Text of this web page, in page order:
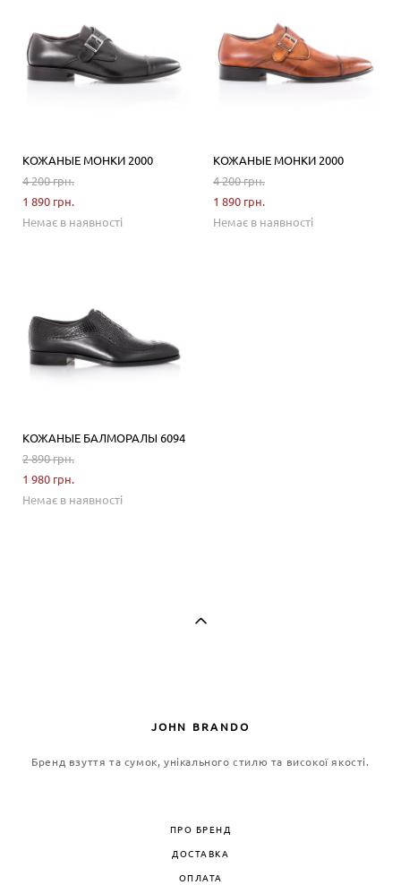
КОЖАНЫЕ МОНКИ 2000
4 200 грн.
1 890 грн.
Немає в наявності
КОЖАНЫЕ МОНКИ 2000
4 200 грн.
1 890 грн.
Немає в наявності
КОЖАНЫЕ БАЛМОРАЛЫ 6094
2 890 грн.
1 980 грн.
Немає в наявності
JOHN BRANDO
Бренд взуття та сумок, унікального стилю та високої якості.
ПРО БРЕНД
ДОСТАВКА
ОПЛАТА